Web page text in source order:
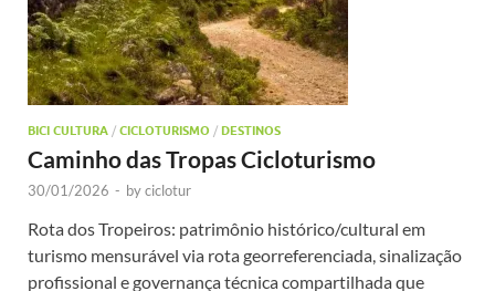
BICI CULTURA / CICLOTURISMO / DESTINOS
Caminho das Tropas Cicloturismo
30/01/2026 - byciclotur
Rota dos Tropeiros: patrimônio histórico/cultural em
turismo mensurável via rota georreferenciada, sinalização
profissional e governança técnica compartilhada que